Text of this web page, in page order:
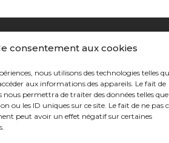
consentement aux cookies
nous utilisons des technologies telles
aux informations des appareils. Le fait de
nous permettra de traiter des données telles
ou les ID uniques sur ce site. Le fait de ne pas
peut avoir un effet négatif sur certaines
de contact